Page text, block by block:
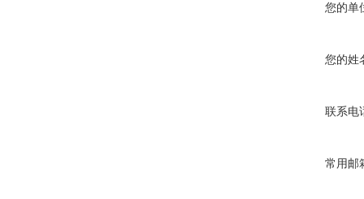
您的单
您的姓
联系电
常用邮